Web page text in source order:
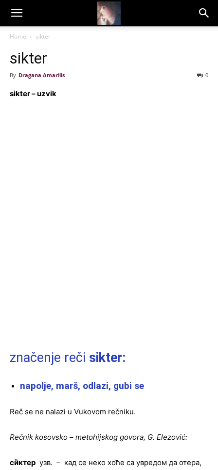
Dragana
Amarilis
Home sikter
sikter
By Dragana Amarilis - 0
sikter – uzvik
značenje reči sikter:
napolje, marš, odlazi, gubi se
Reč se ne nalazi u Vukovom rečniku.
Rečnik kosovsko – metohijskog govora, G. Elezović:
си̏ктер узв. – кад се неко хоће са увредом да отера,